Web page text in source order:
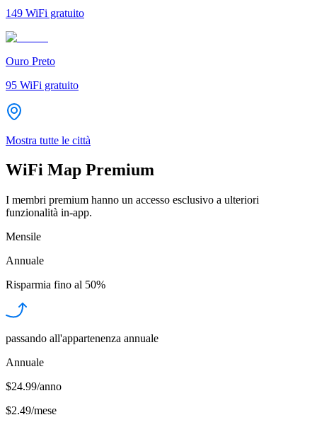
149 WiFi gratuito
Ouro Preto
95 WiFi gratuito
Mostra tutte le città
WiFi Map Premium
I membri premium hanno un accesso esclusivo a ulteriori
funzionalità in-app.
Mensile
Annuale
Risparmia fino al 50%
passando all'appartenenza annuale
Annuale
$24.99/anno
$2.49/mese